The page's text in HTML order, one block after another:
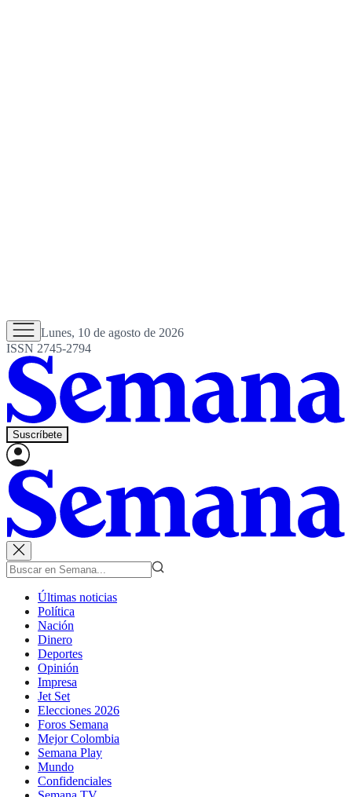
Lunes, 10 de agosto de 2026
ISSN 2745-2794
Suscríbete
Últimas noticias
Política
Nación
Dinero
Deportes
Opinión
Impresa
Jet Set
Elecciones 2026
Foros Semana
Mejor Colombia
Semana Play
Mundo
Confidenciales